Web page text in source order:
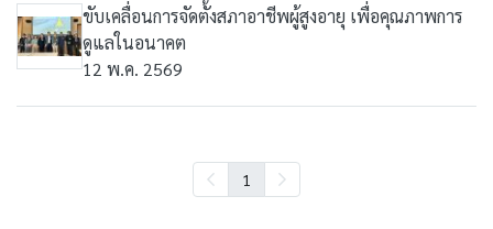
ขับเคลื่อนการจัดตั้งสภาอาชีพผู้สูงอายุ เพื่อคุณภาพการ
ดูแลในอนาคต
12 พ.ค. 2569
1